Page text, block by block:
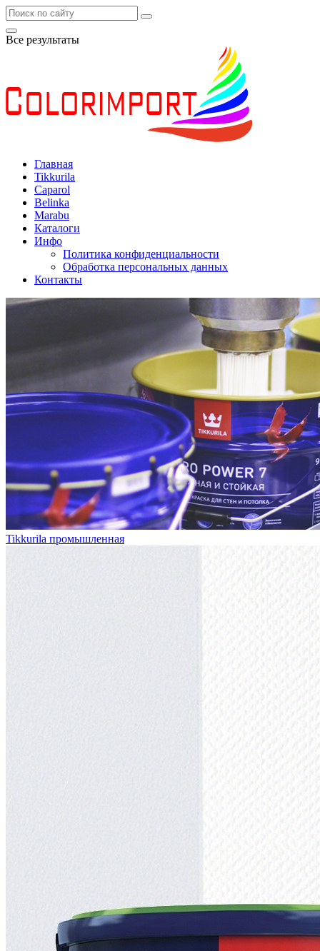
Все результаты
Главная
Tikkurila
Caparol
Belinka
Marabu
Каталоги
Инфо
Политика конфиденциальности
Обработка персональных данных
Контакты
Tikkurila промышленная